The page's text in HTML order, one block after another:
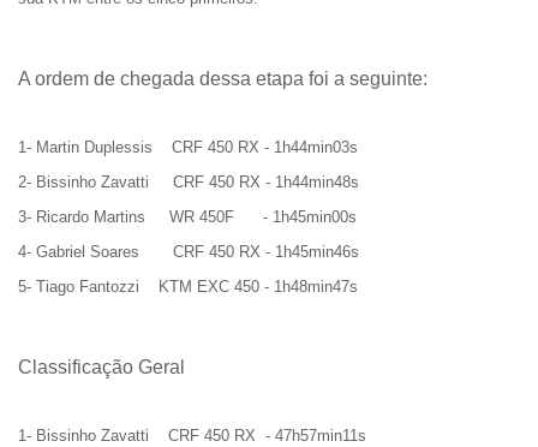
A ordem de chegada dessa etapa foi a seguinte:
1- Martin Duplessis CRF 450 RX - 1h44min03s
2- Bissinho Zavatti CRF 450 RX - 1h44min48s
3- Ricardo Martins WR 450F - 1h45min00s
4- Gabriel Soares CRF 450 RX - 1h45min46s
5- Tiago Fantozzi KTM EXC 450 - 1h48min47s
Classificação Geral
1- Bissinho Zavatti CRF 450 RX - 47h57min11s